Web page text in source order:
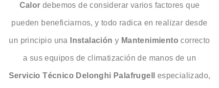
Calor debemos de considerar varios factores que
pueden beneficiarnos, y todo radica en realizar desde
un principio una Instalación y Mantenimiento correcto
a sus equipos de climatización de manos de un
Servicio Técnico Delonghi Palafrugell especializado,